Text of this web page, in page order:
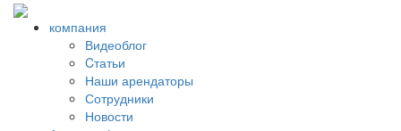
компания
Видеоблог
Cтатьи
Наши арендаторы
Сотрудники
Новости